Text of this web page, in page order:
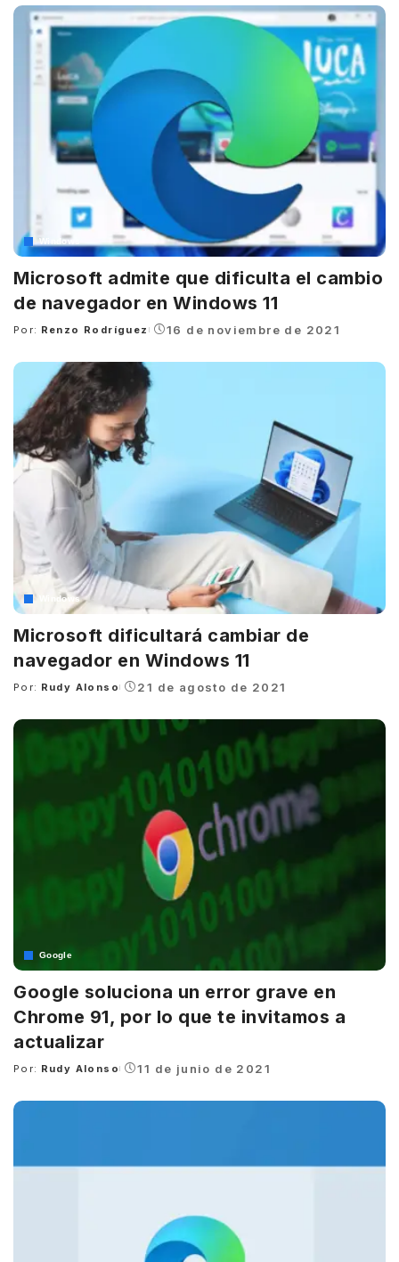
Windows
Microsoft admite que dificulta el cambio
de navegador en Windows 11
Posted
Por: Renzo Rodríguez 16 de noviembre de 2021
Windows
Microsoft dificultará cambiar de
navegador en Windows 11
Posted
Por: Rudy Alonso 21 de agosto de 2021
Google
Google soluciona un error grave en
Chrome 91, por lo que te invitamos a
actualizar
Posted
Por: Rudy Alonso 11 de junio de 2021